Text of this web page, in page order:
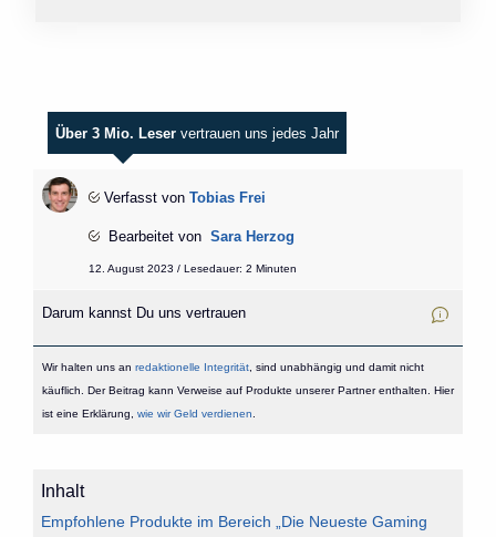
Über 3 Mio. Leser vertrauen uns jedes Jahr
Verfasst von Tobias Frei
Bearbeitet von Sara Herzog
12. August 2023 / Lesedauer: 2 Minuten
Darum kannst Du uns vertrauen
Wir halten uns an redaktionelle Integrität, sind unabhängig und damit nicht
käuflich. Der Beitrag kann Verweise auf Produkte unserer Partner enthalten. Hier
ist eine Erklärung, wie wir Geld verdienen
Inhalt
Empfohlene Produkte im Bereich „Die Neueste Gaming